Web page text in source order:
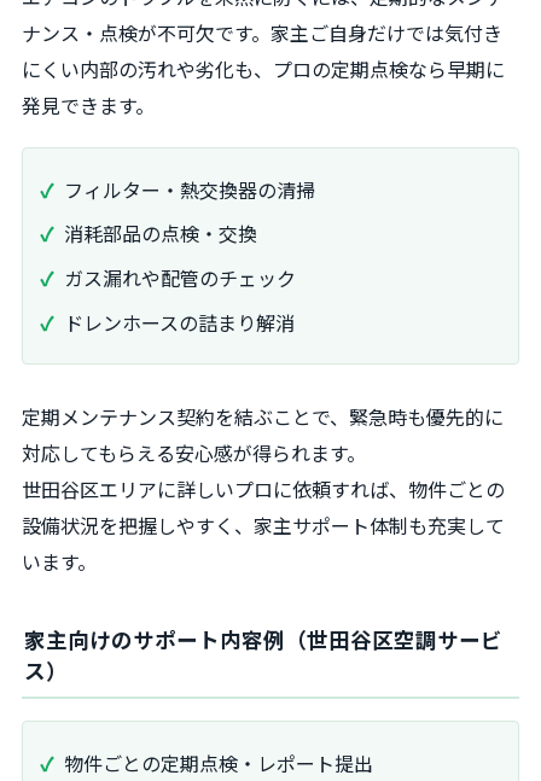
ナンス・点検が不可欠です。家主ご自身だけでは気付き
にくい内部の汚れや劣化も、プロの定期点検なら早期に
発見できます。
フィルター・熱交換器の清掃
消耗部品の点検・交換
ガス漏れや配管のチェック
ドレンホースの詰まり解消
定期メンテナンス契約を結ぶことで、緊急時も優先的に
対応してもらえる安心感が得られます。
世田谷区エリアに詳しいプロに依頼すれば、物件ごとの
設備状況を把握しやすく、家主サポート体制も充実して
います。
家主向けのサポート内容例（世田谷区空調サービ
ス）
物件ごとの定期点検・レポート提出